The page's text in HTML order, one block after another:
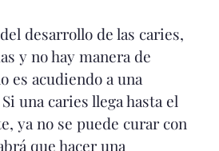
desarrollo de las caries,
y no hay manera de
es acudiendo a una
una caries llega hasta el
ya no se puede curar con
que hacer una